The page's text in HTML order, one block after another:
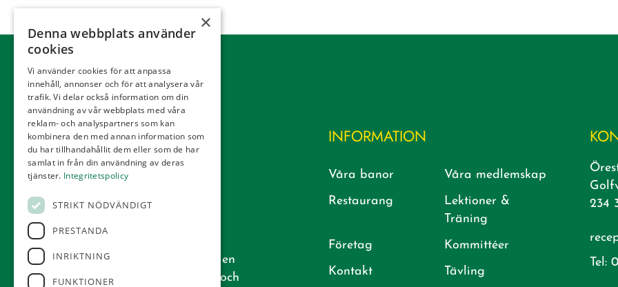
Vår golfbana, som är ritad av den
välkända arkitekten Åke Persson, är en
riktig skånsk bana med öppen park och
INFORMATION
Våra banor
Våra medlemskap
Restaurang
Lektioner &
Träning
Företag
Kommittéer
Kontakt
Tävling
234
Tel:
×
Denna webbplats använder
cookies
Vi använder cookies för att anpassa
innehåll, annonser och för att analysera vår
trafik. Vi delar också information om din
användning av vår webbplats med våra
reklam- och analyspartners som kan
kombinera den med annan information som
du har tillhandahållit dem eller som de har
samlat in från din användning av deras
tjänster. Integritetspolicy
STRIKT NÖDVÄNDIGT
PRESTANDA
INRIKTNING
FUNKTIONER